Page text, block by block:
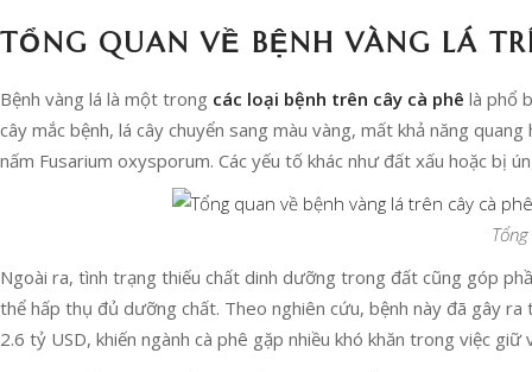
TỔNG QUAN VỀ BỆNH VÀNG LÁ
Bệnh vàng lá là một trong các loại bệnh trên cây cà phê là phổ
cây mắc bệnh, lá cây chuyển sang màu vàng, mất khả năng
nấm Fusarium oxysporum. Các yếu tố khác như đất xấu hoặc bị
Ngoài ra, tình trạng thiếu chất dinh dưỡng trong đất cũng góp
thể hấp thụ đủ dưỡng chất. Theo nghiên cứu, bệnh này đã gây
2.6 tỷ USD, khiến ngành cà phê gặp nhiều khó khăn trong việc